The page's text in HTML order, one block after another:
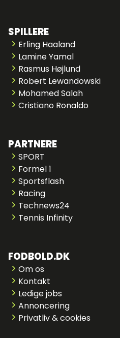
SPILLERE
Erling Haaland
Lamine Yamal
Rasmus Højlund
Robert Lewandowski
Mohamed Salah
Cristiano Ronaldo
PARTNERE
SPORT
Formel 1
Sportsflash
Racing
Technews24
Tennis Infinity
FODBOLD.DK
Om os
Kontakt
Ledige jobs
Annoncering
Privatliv & cookies